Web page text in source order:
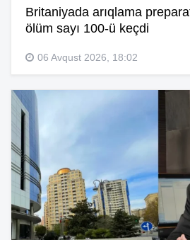
Britaniyada arıqlama
ölüm sayı 100-ü keçdi
06 Avqust 2026, 18:02